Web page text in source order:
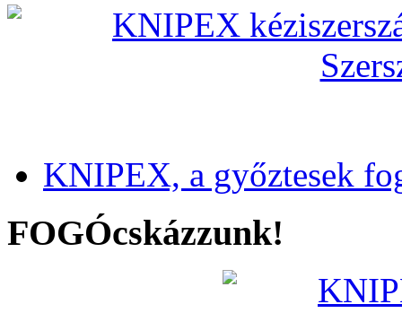
KNIPEX, a győztesek
FOGÓcskázzunk!